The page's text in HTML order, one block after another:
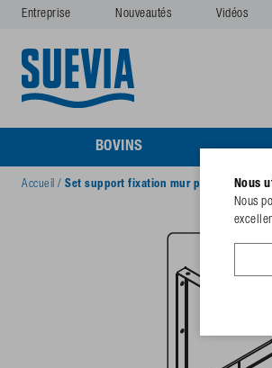
Entreprise Nouveautés Vidéos
BOVINS
Accueil / Set support fixation mur pour abreuvoir
Nous
Nous